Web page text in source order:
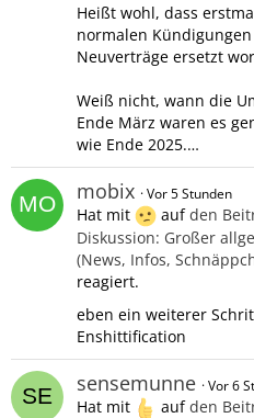
Heißt wohl, dass
normalen
Neuverträge ersetzt
Weiß nicht, wann die
Ende März waren es
wie Ende 2025.…
mobix Vor 5 Stunden
Hat mit aufden
Diskussion: Großer
(News, Infos,
reagiert.
eben ein weiterer
Enshittification
sensemunne Vor 6
Hat mit aufden